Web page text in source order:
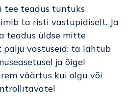
tee teadus tuntuks
ta risti vastupidiselt. Ja
teadus üldse mitte
vastuseid: ta lähtub
ja õigel
väärtus kui olgu või